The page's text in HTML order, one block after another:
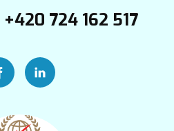
+420 724 162 517